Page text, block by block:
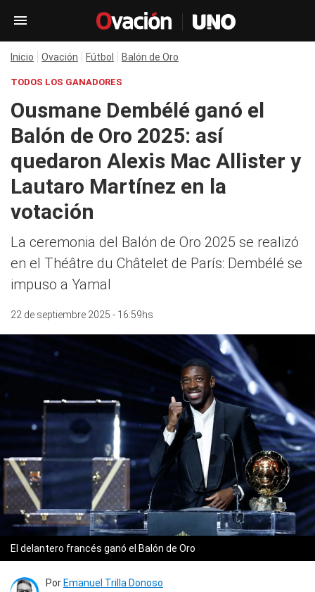
Inicio Ovación Fútbol Balón de Oro
TODOS LOS GANADORES
Ousmane Dembélé ganó el
Balón de Oro 2025: así
quedaron Alexis Mac Allister y
Lautaro Martínez en la
votación
La ceremonia del Balón de Oro 2025 se realizó
en el Théâtre du Châtelet de París: Dembélé se
impuso a Yamal
22 de septiembre 2025 - 16:59hs
El delantero francés ganó el Balón de Oro
Por Emanuel Trilla Donoso